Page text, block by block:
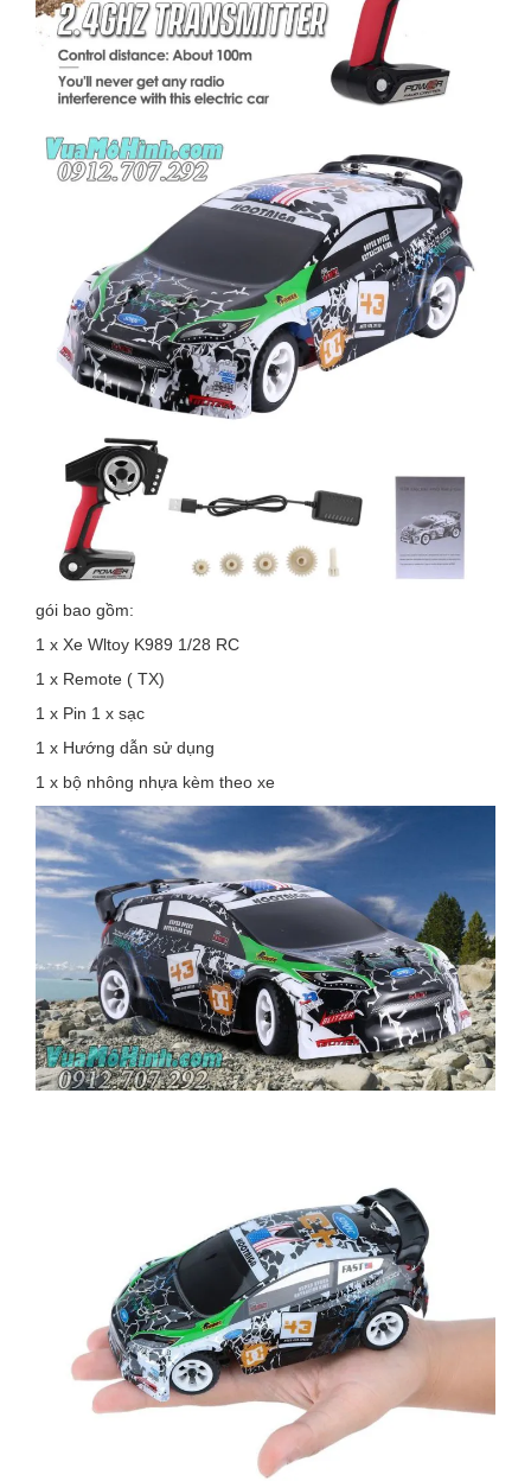
gói bao gồm:
1 x Xe Wltoy K989 1/28 RC
1 x Remote ( TX)
1 x Pin 1 x sạc
1 x Hướng dẫn sử dụng
1 x bộ nhông nhựa kèm theo xe